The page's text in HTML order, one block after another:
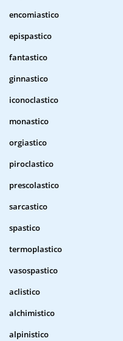
encomiastico
epispastico
fantastico
ginnastico
iconoclastico
monastico
orgiastico
piroclastico
prescolastico
sarcastico
spastico
termoplastico
vasospastico
aclistico
alchimistico
alpinistico